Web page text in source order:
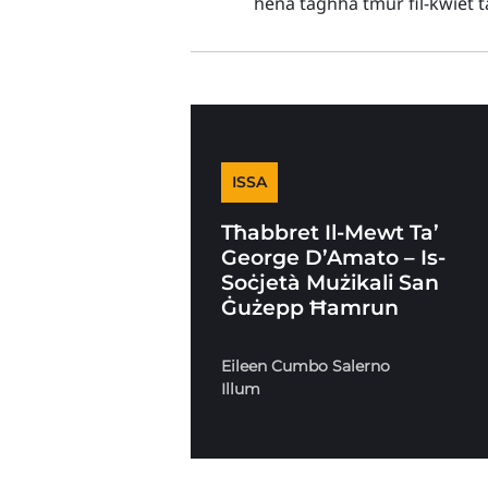
ISSA
Tħabbret Il-Mewt Ta’
George D’Amato – Is-
Soċjetà Mużikali San
Ġużepp Ħamrun
Eileen Cumbo Salerno
Illum